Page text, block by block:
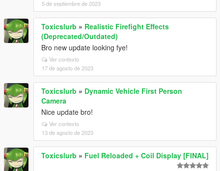
5 de septiembre de 2023
Toxicslurb » Realistic Firefight Effects
(Deprecated/Outdated)
Bro new update looking fye!
Ver contexto
17 de agosto de 2023
Toxicslurb » Dynamic Vehicle First Person
Camera
Nice update bro!
Ver contexto
13 de agosto de 2023
Toxicslurb » Fuel Reloaded + Coil Display [FINAL]